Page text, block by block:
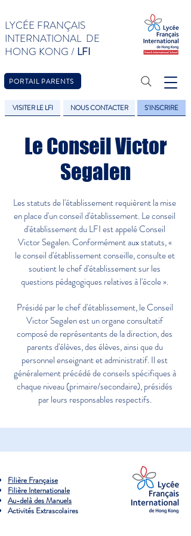
LYCÉE FRANÇAIS
INTERNATIONAL DE
HONG KONG / LFI
PORTAIL PARENTS
VISITER LE LFI NOUS CONTACTER S'INSCRIRE
Le Conseil Victor
Segalen
Les statuts de l'établissement requièrent la mise
en place d'un conseil d'établissement. Le conseil
d'établissement du LFI est appelé Conseil
Victor Segalen. Conformément aux statuts, «
le conseil d'établissement conseille, consulte et
soutient le chef d'établissement sur les
questions pédagogiques relatives à l'école ».
Présidé par le chef d'établissement, le Conseil
Victor Segalen est un organe consultatif
composé de représentants de la direction, des
parents d'élèves, des élèves, ainsi que du
personnel enseignant et administratif. Il est
généralement précédé de conseils spécifiques à
chaque niveau (primaire/secondaire), présidés
par leurs responsables respectifs.
Filière Française
Filière Internationale
Au-delà des Manuels
Activités Extrascolaires